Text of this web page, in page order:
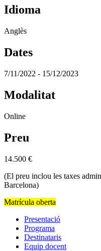
Idioma
Anglès
Dates
7/11/2022 - 15/12/2023
Modalitat
Online
Preu
14.500 €
(El preu inclou les taxes
Barcelona)
Matrícula oberta
Presentació
Programa
Destinataris
Equip docent